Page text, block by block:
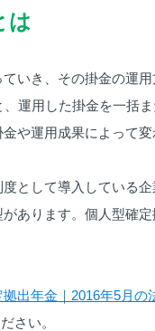
は
いき、その掛金の運
運用した掛金を一括
や運用成果によって変
として導入している
あります。個人型確
拠出年金｜2016年5月の
さい。